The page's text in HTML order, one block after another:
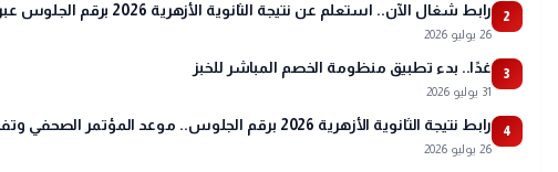
2 رابط شغال الآن.. استعلم عن نتيجة الثانوية الأزهرية 2026 برقم الجلوس عبر بوابة الأزهر
26 يوليو 2026
3 غدًا.. بدء تطبيق منظومة الخصم المباشر للخبز
31 يوليو 2026
4 رابط نتيجة الثانوية الأزهرية 2026 برقم الجلوس.. موعد المؤتمر الصحفي وتفاصيل أسماء الأوائل
26 يوليو 2026